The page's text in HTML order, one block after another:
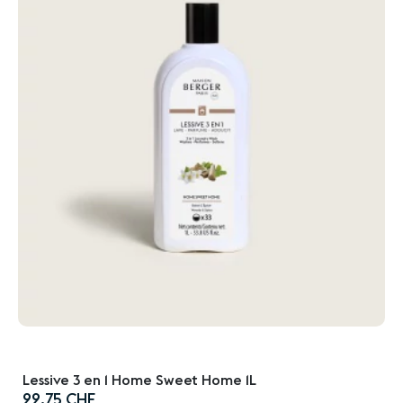
Lessive 3 en 1 Home Sweet Home 1L
Prix
22.75 CHF